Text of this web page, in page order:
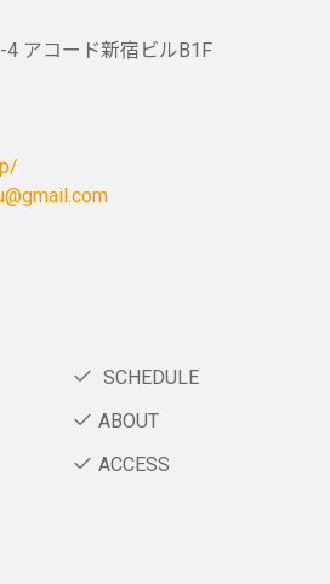
アコード新宿ビルB1F
SCHEDULE
ABOUT
ACCESS